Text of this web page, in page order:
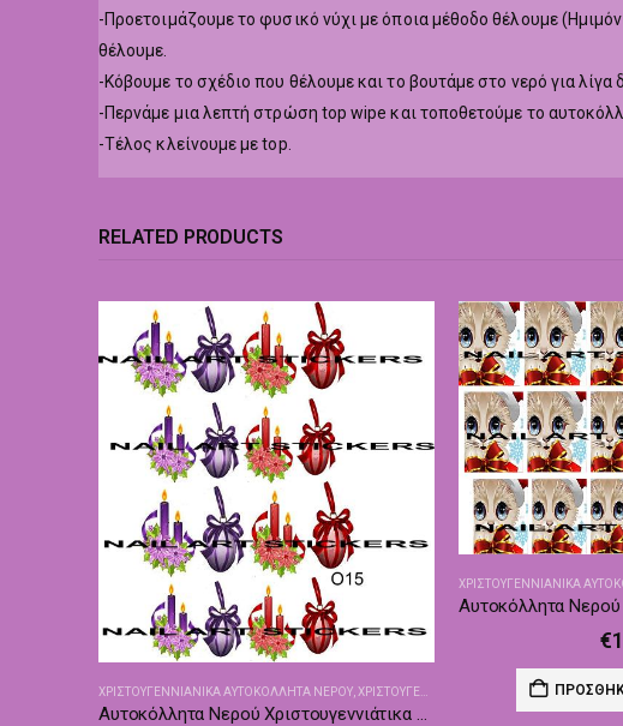
-Προετοιμάζουμε το φυσικό νύχι με όποια μέθοδο θέλουμε
θέλουμε.
-Κόβουμε το σχέδιο που θέλουμε και το βουτάμε στο νερό για λίγα
-Περνάμε μια λεπτή στρώση top wipe και τοποθετούμε το
-Τέλος κλείνουμε με top.
RELATED PRODUCTS
ΧΡΙΣΤΟΥΓΕΝΝΙΑΝΙΚΑ ΑΥΤΟΚΌΛΛΗΤΑ ΝΕΡΟΎ ΧΡΙΣΤΟΥΓΕΝΝΙΆΤΙΚΑ ΑΥΤΟΚΌΛΛΗΤΑ - ΔΙΑΚΟΣΜΗΤΙΚΆ
Αυτοκόλλητα Νερού Χριστουγεννιάτικα Nailswalk Ο15
ΧΡΙΣΤΟΥΓΕΝΝΙΑΝΙΚΑ
€